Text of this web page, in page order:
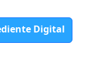
Digital